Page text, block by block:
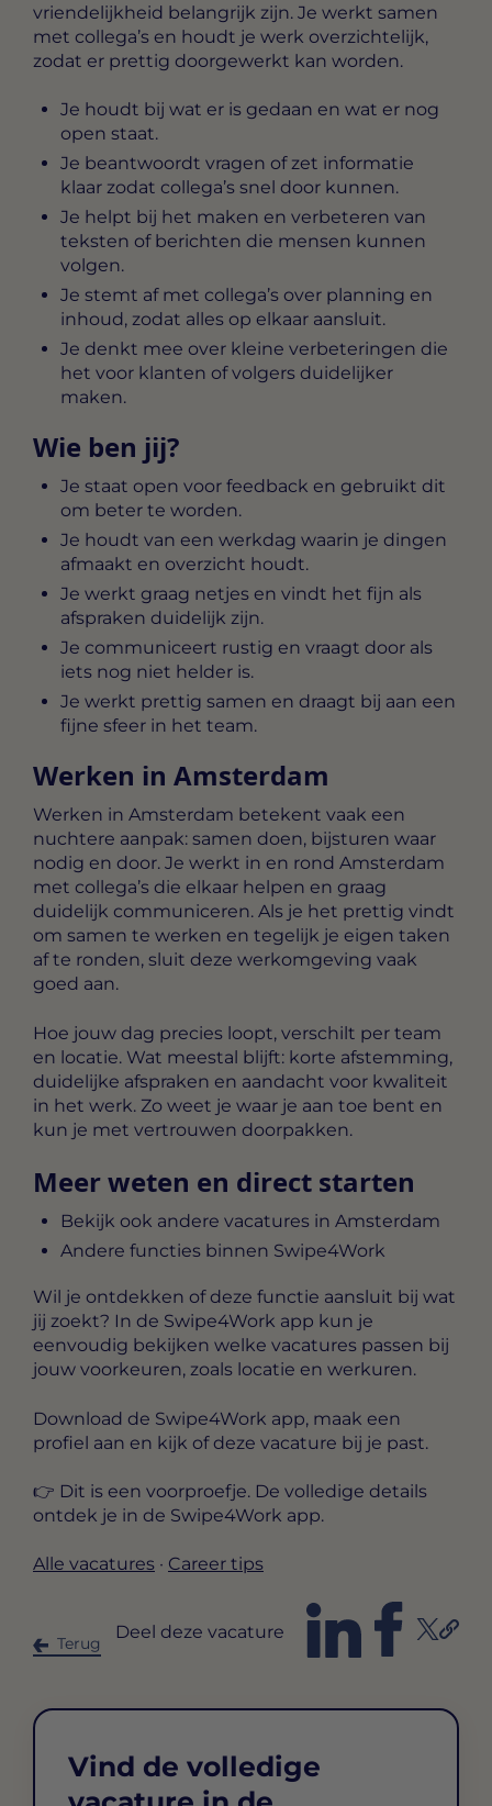
vriendelijkheid belangrijk zijn. Je werkt samen
met collega’s en houdt je werk overzichtelijk,
zodat er prettig doorgewerkt kan worden.
Je houdt bij wat er is gedaan en wat er nog
open staat.
Je beantwoordt vragen of zet informatie
klaar zodat collega’s snel door kunnen.
Je helpt bij het maken en verbeteren van
teksten of berichten die mensen kunnen
volgen.
Je stemt af met collega’s over planning en
inhoud, zodat alles op elkaar aansluit.
Je denkt mee over kleine verbeteringen die
het voor klanten of volgers duidelijker
maken.
Wie ben jij?
Je staat open voor feedback en gebruikt dit
om beter te worden.
Je houdt van een werkdag waarin je dingen
afmaakt en overzicht houdt.
Je werkt graag netjes en vindt het fijn als
afspraken duidelijk zijn.
Je communiceert rustig en vraagt door als
iets nog niet helder is.
Je werkt prettig samen en draagt bij aan een
fijne sfeer in het team.
Werken in Amsterdam
Werken in Amsterdam betekent vaak een
nuchtere aanpak: samen doen, bijsturen waar
nodig en door. Je werkt in en rond Amsterdam
met collega’s die elkaar helpen en graag
duidelijk communiceren. Als je het prettig vindt
om samen te werken en tegelijk je eigen taken
af te ronden, sluit deze werkomgeving vaak
goed aan.
Hoe jouw dag precies loopt, verschilt per team
en locatie. Wat meestal blijft: korte afstemming,
duidelijke afspraken en aandacht voor kwaliteit
in het werk. Zo weet je waar je aan toe bent en
kun je met vertrouwen doorpakken.
Meer weten en direct starten
Bekijk ook andere vacatures in Amsterdam
Andere functies binnen Swipe4Work
Wil je ontdekken of deze functie aansluit bij wat
jij zoekt? In de Swipe4Work app kun je
eenvoudig bekijken welke vacatures passen bij
jouw voorkeuren, zoals locatie en werkuren.
Download de Swipe4Work app, maak een
profiel aan en kijk of deze vacature bij je past.
👉 Dit is een voorproefje. De volledige details
ontdek je in de Swipe4Work app.
Alle vacatures · Career tips
Terug
Deel deze vacature
Vind de volledige